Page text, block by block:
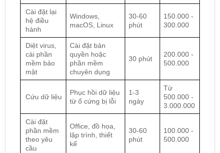
Cài đặt lại
hệ điều
hành
Windows,
macOS, Linux
30-60
phút
150.000 -
300.000
Diệt virus,
cài phần
mềm bảo
mật
Cài đặt bản
quyền hoặc
phần mềm
chuyên dụng
30 phút
200.000 -
500.000
Cứu dữ liệu
Phục hồi dữ liệu
từ ổ cứng bị lỗi
1-3
ngày
Từ
500.000 -
3.000.000
Cài đặt
phần mềm
theo yêu
cầu
Office, đồ họa,
lập trình, thiết
kế
30-60
phút
100.000 -
500.000